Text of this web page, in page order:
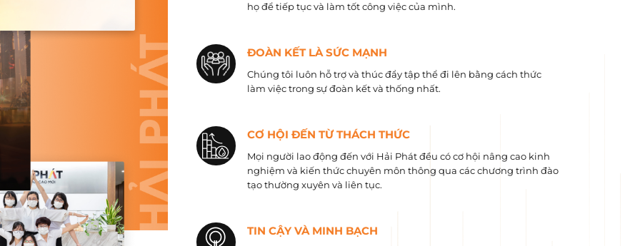
họ để tiếp tục và làm tốt công việc của mình.
ĐOÀN KẾT LÀ SỨC MẠNH
Chúng tôi luôn hỗ trợ và thúc đẩy tập thể đi lên bằng cách thức
làm việc trong sự đoàn kết và thống nhất.
CƠ HỘI ĐẾN TỪ THÁCH THỨC
Mọi người lao động đến với Hải Phát đều có cơ hội nâng cao kinh
nghiệm và kiến ​​thức chuyên môn thông qua các chương trình đào
tạo thường xuyên và liên tục.
TIN CẬY VÀ MINH BẠCH